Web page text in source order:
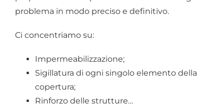
problema in modo preciso e definitivo.
Ci concentriamo su:
Impermeabilizzazione;
Sigillatura di ogni singolo elemento della
copertura;
Rinforzo delle strutture…